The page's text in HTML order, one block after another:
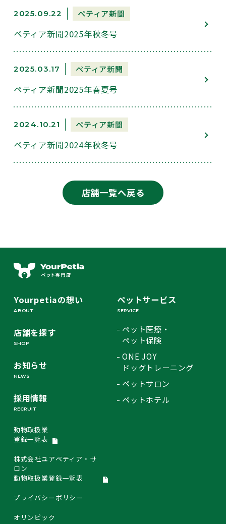
2025.09.22 ペティア新聞
ペティア新聞2025年秋冬号
2025.03.17 ペティア新聞
ペティア新聞2025年春夏号
2024.10.21 ペティア新聞
ペティア新聞2024年秋冬号
店舗一覧へ戻る
Yourpetiaの想い
ABOUT
店舗を探す
SHOP
お知らせ
NEWS
採用情報
RECRUIT
動物取扱業
登録一覧表
株式会社ユアペティア・サ
ロン
動物取扱業登録一覧表
プライバシーポリシー
オリンピック
ペットサービス
SERVICE
ペット医療・
ペット保険
ONE JOY
ドッグトレーニング
ペットサロン
ペットホテル